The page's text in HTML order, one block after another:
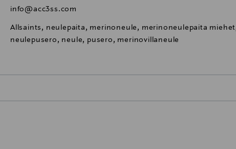
info@acc3ss.com
Allsaints, neulepaita, merinoneule, merinoneulepaita
neulepusero, neule, pusero, merinovillaneule